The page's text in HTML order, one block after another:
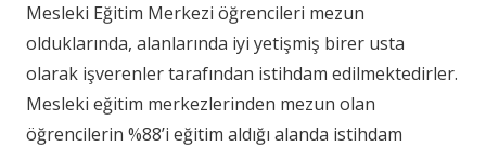
Mesleki Eğitim Merkezi öğrencileri mezun
olduklarında, alanlarında iyi yetişmiş birer usta
olarak işverenler tarafından istihdam edilmektedirler.
Mesleki eğitim merkezlerinden mezun olan
öğrencilerin %88’i eğitim aldığı alanda istihdam